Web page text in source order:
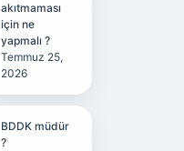
akıtmaması
için ne
yapmalı ?
Temmuz 25,
2026
BDDK müdür
?